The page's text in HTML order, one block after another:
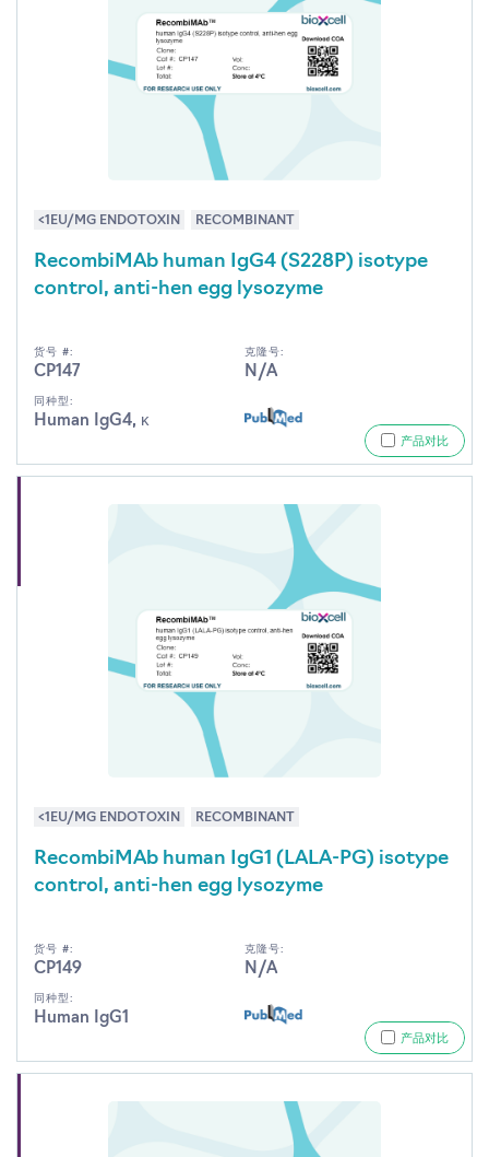
<1EU/MG ENDOTOXIN RECOMBINANT
RecombiMAb human IgG4 (S228P) isotype
control, anti-hen egg lysozyme
货号 #:
CP147
克隆号:
N/A
同种型:
Human IgG4, κ
产品对比
<1EU/MG ENDOTOXIN RECOMBINANT
RecombiMAb human IgG1 (LALA-PG) isotype
control, anti-hen egg lysozyme
货号 #:
CP149
克隆号:
N/A
同种型:
Human IgG1
产品对比